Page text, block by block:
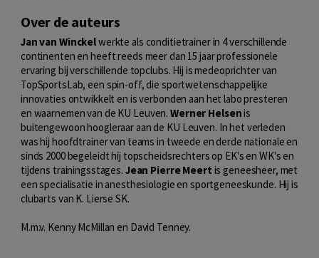
Over de auteurs
Jan van Winckelwerkte als conditietrainer in 4 verschillende
continenten en heeft reeds meer dan 15 jaar professionele
ervaring bij verschillende topclubs. Hij is medeoprichter van
TopSportsLab, een spin-off, die sportwetenschappelijke
innovaties ontwikkelt en is verbonden aan het labo presteren
en waarnemen van de KU Leuven.Werner Helsenis
buitengewoon hoogleraar aan de KU Leuven. In het verleden
was hij hoofdtrainer van teams in tweede en derde nationale en
sinds 2000 begeleidt hij topscheidsrechters op EK's en WK's en
tijdens trainingsstages. Jean Pierre Meert is geneesheer, met
een specialisatie in anesthesiologie en sportgeneeskunde. Hij is
clubarts van K. Lierse SK.
M.m.v. Kenny McMillan en David Tenney.